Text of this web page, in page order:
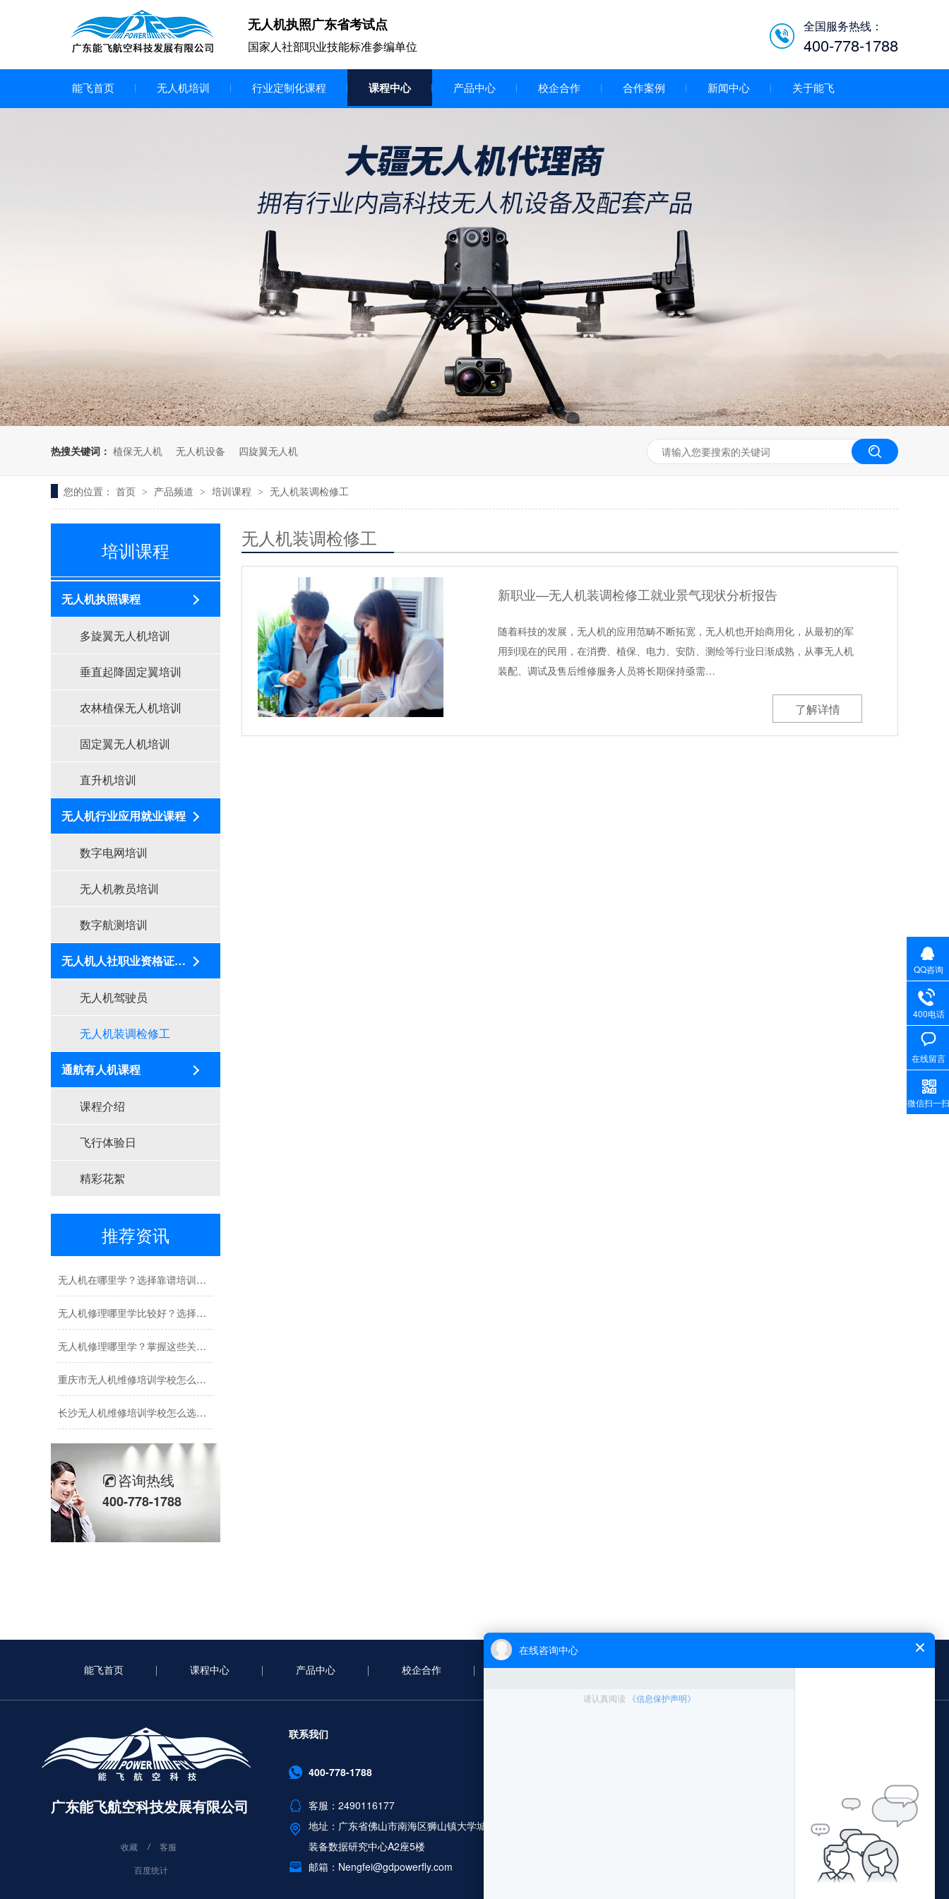
无人机执照广东省考试点
国家人社部职业技能标准参编单位
全国服务热线：
400-778-1788
能飞首页 无人机培训 行业定制化课程 课程中心 产品中心
多旋翼无人机专用配件套装
智慧交互显示大屏
无人机基础飞行模拟仿真教学
实训系统
人社无人机职业工种实训系统
多旋翼无人机考培训练专用套
装
无人机考培基地工具
无人机考试评测系统
无人机组调维检
多旋翼无人机组装专用配件套
装
垂直起降固定翼装调实训教学
无人机套装
校企合作 合作案例 新闻中心 关于能飞
热搜关键词： 植保无人机 无人机设备 四旋翼无人机
您的位置： 首页 > 产品频道 > 培训课程 > 无人机装调检修工
无人机装调检修工
新职业—无人机装调检修工就业景气现状分析报告
随着科技的发展，无人机的应用范畴不断拓宽，无人机也开始商用化，从最初的军
用到现在的民用，在消费、植保、电力、安防、测绘等行业日渐成熟，从事无人机
装配、调试及售后维修服务人员将长期保持亟需…
了解详情
培训课程
无人机执照课程
多旋翼无人机培训
垂直起降固定翼培训
农林植保无人机培训
固定翼无人机培训
直升机培训
无人机行业应用就业课程
数字电网培训
无人机教员培训
数字航测培训
无人机人社职业资格证培训
无人机驾驶员
无人机装调检修工
通航有人机课程
课程介绍
飞行体验日
精彩花絮
推荐资讯
封开县无人机培训案例
封开县无人机培训案例
修理无人机哪里学？选择专业机构是关键
咨询热线
400-778-1788
能飞首页 课程中心 产品中心 校企合作 合作案例 新闻中心 能飞简介 网站地图
广东能飞航空科技发展有限公司
收藏
客服
百度统计
联系我们
400-778-1788
客服：2490116177
地址：广东省佛山市南海区狮山镇大学城广工大数控
装备数据研究中心A2座5楼
邮箱：Nengfei@gdpowerfly.com
阳江市公安局森林公安
青海省地理国情监测院
广西柳州执法局
佛山珠江传媒
鄂尔多斯水土保持监督执法局
QQ咨询
400电话
在线留言
微信扫一扫